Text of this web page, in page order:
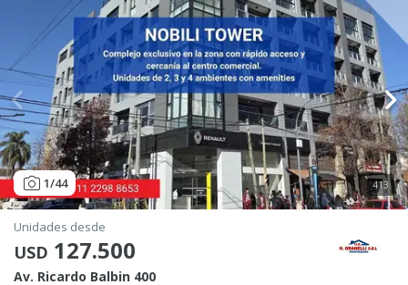
1/44 413
Unidades desde
USD 127.500
Av. Ricardo Balbin 400